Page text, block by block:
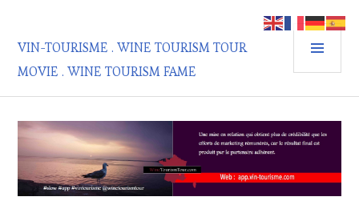
contenu
principal
VIN-TOURISME . WINE TOURISM TOUR
MOVIE . WINE TOURISM FAME